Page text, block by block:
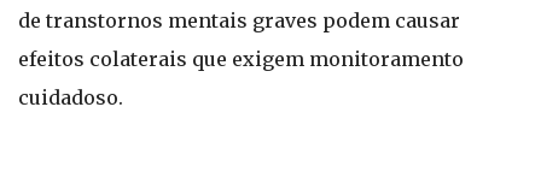
de transtornos mentais graves podem causar
efeitos colaterais que exigem monitoramento
cuidadoso.